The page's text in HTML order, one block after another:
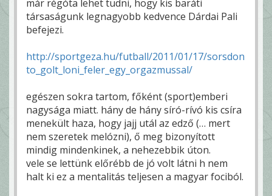
már régóta lehet tudni, hogy kis baráti
társaságunk legnagyobb kedvence Dárdai Pali
befejezi.
http://sportgeza.hu/futball/2011/01/17/sorsdon
to_golt_loni_feler_egy_orgazmussal/
egészen sokra tartom, főként (sport)emberi
nagysága miatt. hány de hány síró-rívó kis csíra
menekült haza, hogy jajj utál az edző (… mert
nem szeretek melózni), ő meg bizonyított
mindig mindenkinek, a nehezebbik úton.
vele se lettünk előrébb de jó volt látni h nem
halt ki ez a mentalitás teljesen a magyar fociból.